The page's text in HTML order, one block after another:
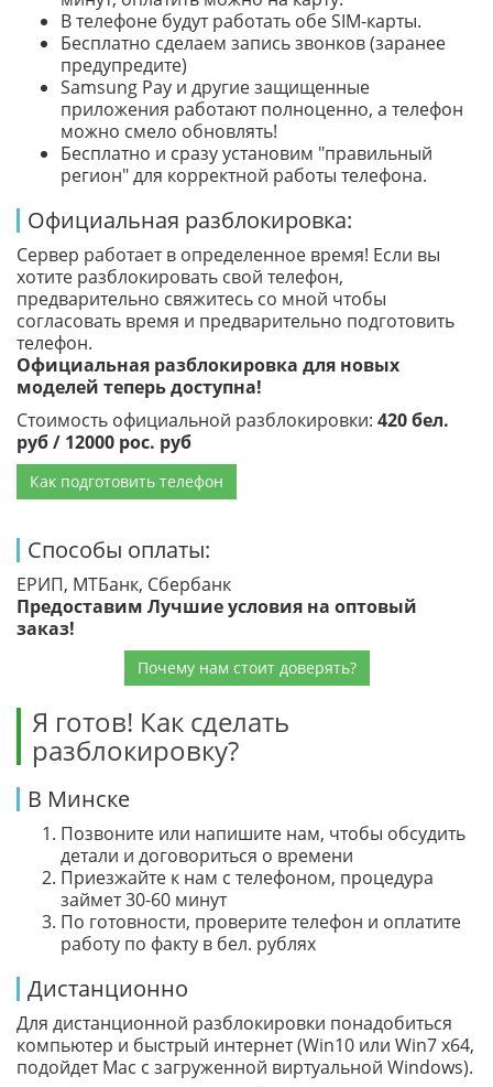
В телефоне будут работать обе SIM-карты.
Бесплатно сделаем запись звонков (заранее
предупредите)
Samsung Pay и другие защищенные
приложения работают полноценно, а телефон
можно смело обновлять!
Бесплатно и сразу установим "правильный
регион" для корректной работы телефона.
Официальная разблокировка:
Сервер работает в определенное время! Если вы
хотите разблокировать свой телефон,
предварительно свяжитесь со мной чтобы
согласовать время и предварительно подготовить
телефон.
Официальная разблокировка для новых
моделей теперь доступна!
Стоимость официальной разблокировки: 420 бел.
руб / 12000 рос. руб
Как подготовить телефон
Способы оплаты:
ЕРИП, МТБанк, Сбербанк
Предоставим Лучшие условия на оптовый
заказ!
Почему нам стоит доверять?
Я готов! Как сделать
разблокировку?
В Минске
Позвоните или напишите нам, чтобы обсудить
детали и договориться о времени
Приезжайте к нам с телефоном, процедура
займет 30-60 минут
По готовности, проверите телефон и оплатите
работу по факту в бел. рублях
Дистанционно
Для дистанционной разблокировки понадобиться
компьютер и быстрый интернет (Win10 или Win7 x64,
подойдет Mac с загруженной виртуальной Windows).